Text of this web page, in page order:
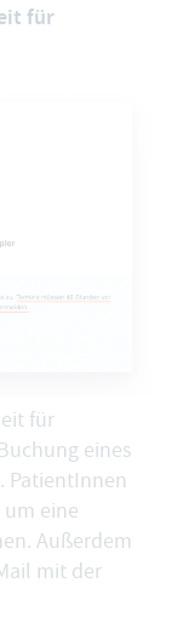
für
für
eines
PatientInnen
eine
Außerdem
mit der